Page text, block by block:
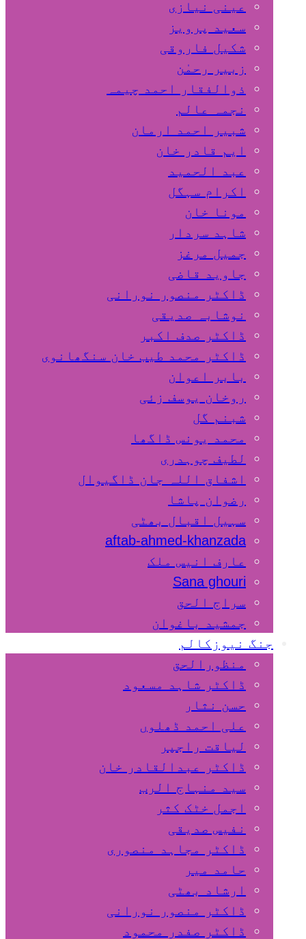
عینی نیازی
سعید پرویز
شکیل فاروقی
زبیر رحمٰن
ذوالفقار احمد چیمہ
نجمہ عالم
شبیر احمد ارمان
ایم قادر خان
عبد الحمید
اکرام سہگل
مونا خان
شاہد سردار
جمیل مرغز
جاوید قاضی
ڈاکٹر منصور نورانی
نوشابہ صدیقی
ڈاکٹر صدف اکبر
ڈاکٹر محمد طیب خان سنگھانوی
بابر اعوان
روخان یوسف زئی
شبنم گل
محمد یونس ڈاگھا
لطیف چوہدری
اشفاق اللہ جان ڈاگیوال
رضوان پاشا
سہیل اقبال بھٹی
aftab-ahmed-khanzada
عارف انیس ملک
Sana ghouri
سراج الحق
جمشید باغوان
جنگ نیوزکالم
منظورالحق
ڈاکٹر شاہد مسعود
حسن نثار
علی احمد ڈھلوں
لیاقت راجپر
ڈاکٹر عبدالقادر خان
سید منہاج الرب
اجمل خٹک کثر
نفیس صدیقی
ڈاکٹر مجاہد منصوری
حامد میر
ارشاد بھٹی
ڈاکٹر منصور نورانی
ڈاکٹر صفدر محمود